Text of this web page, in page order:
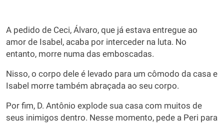
A pedido de Ceci, Álvaro, que já estava entregue ao
amor de Isabel, acaba por interceder na luta. No
entanto, morre numa das emboscadas.
Nisso, o corpo dele é levado para um cômodo da casa e
Isabel morre também abraçada ao seu corpo.
Por fim, D. Antônio explode sua casa com muitos de
seus inimigos dentro. Nesse momento, pede a Peri para